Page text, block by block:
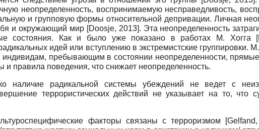
неопределенность, воспринимаемую несправедливость,
и групповую формы относительной депривации. Личная
и окружающий мир [Doosje, 2013]. Эта неопределенность
состояния. Как и было уже показано в работах М. Хогга
[
идей или вступлению в экстремистские группировки. М.
индивидам, пребывающим в состоянии неопределенности,
правила поведения, что снижает неопределенность.
наличие радикальной системы убеждений не ведет с
террористических действий не указывает на то, что
факторы связаны с терроризмом [